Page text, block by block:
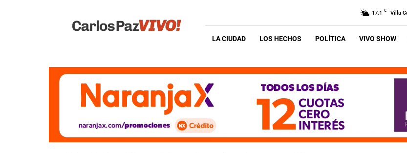
Vivo
17.1 C Villa
LA CIUDAD LOS HECHOS POLÍTICA VIVO SHOW